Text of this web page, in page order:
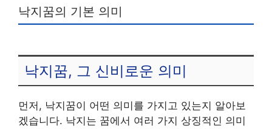
낙지꿈의 기본 의미
낙지꿈, 그 신비로운 의미
먼저, 낙지꿈이 어떤 의미를 가지고 있는지 알아보
겠습니다. 낙지는 꿈에서 여러 가지 상징적인 의미